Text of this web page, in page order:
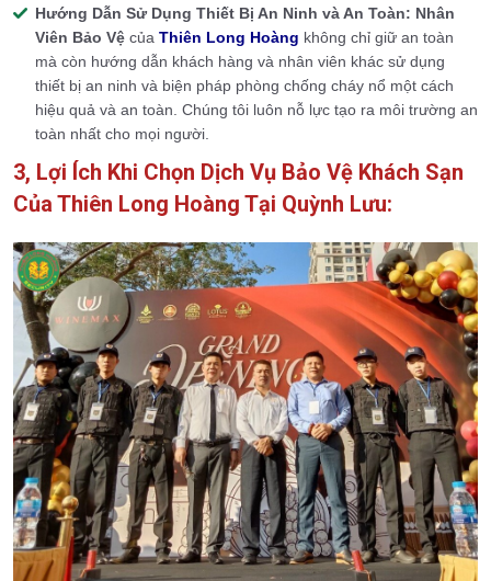
Hướng Dẫn Sử Dụng Thiết Bị An Ninh và An Toàn: Nhân
Viên Bảo Vệ của Thiên Long Hoàng không chỉ giữ an toàn
mà còn hướng dẫn khách hàng và nhân viên khác sử dụng
thiết bị an ninh và biện pháp phòng chống cháy nổ một cách
hiệu quả và an toàn. Chúng tôi luôn nỗ lực tạo ra môi trường an
toàn nhất cho mọi người.
3, Lợi Ích Khi Chọn Dịch Vụ Bảo Vệ Khách Sạn
Của Thiên Long Hoàng Tại Quỳnh Lưu: